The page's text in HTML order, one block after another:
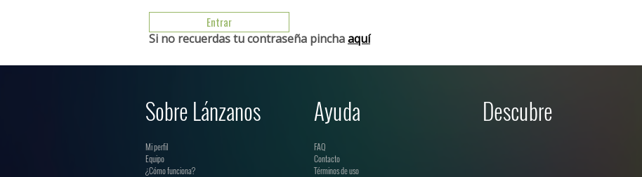
Si no recuerdas tu contraseña pinchaaquí
Sobre Lánzanos
Mi perfil
Equipo
¿Cómo funciona?
Ayuda
FAQ
Contacto
Términos de uso
Descubre